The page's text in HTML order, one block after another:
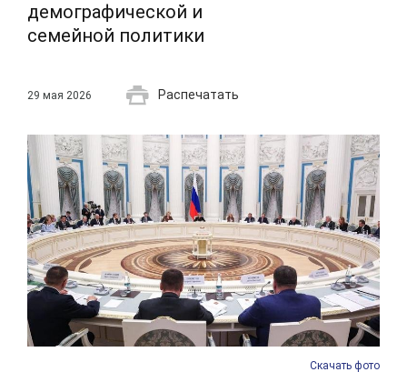
демографической и
семейной политики
29 мая 2026 Распечатать
Скачать фото